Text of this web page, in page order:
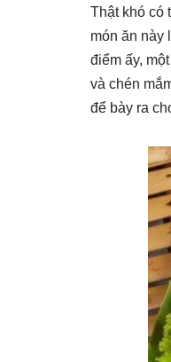
Thật khó có
món ăn này
điểm ấy,
và chén
để bày ra